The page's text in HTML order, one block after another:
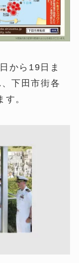
から19日ま
下田市街各
。